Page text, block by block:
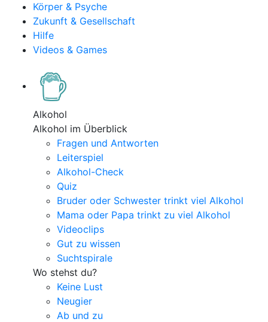
Körper & Psyche
Zukunft & Gesellschaft
Hilfe
Videos & Games
Alkohol
Alkohol im Überblick
Fragen und Antworten
Leiterspiel
Alkohol-Check
Quiz
Bruder oder Schwester trinkt viel Alkohol
Mama oder Papa trinkt zu viel Alkohol
Videoclips
Gut zu wissen
Suchtspirale
Wo stehst du?
Keine Lust
Neugier
Ab und zu